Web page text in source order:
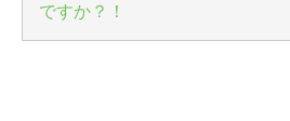
ですか？！